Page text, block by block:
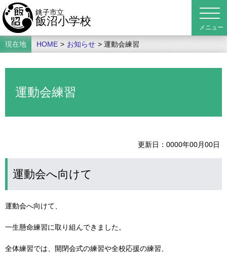
銚子市立
飯沼小学校
現在地 HOME > お知らせ > 運動会練習
運動会練習
更新日 0000年00月00日
運動会へ向けて
運動会へ向けて、
一生懸命練習に取り組んできました。
全体練習では、開閉会式の練習や全校応援の練習、